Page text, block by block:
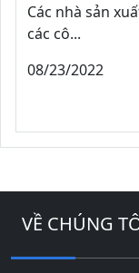
Các nhà sản
các cô...
08/23/2022
VỀ CHÚNG